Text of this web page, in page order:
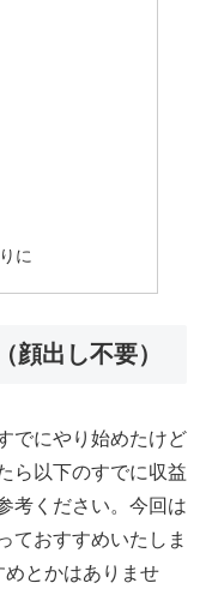
に
出し不要）
でにやり始めたけど
ら以下のすでに収益
考ください。今回は
ておすすめいたしま
とかはありませ